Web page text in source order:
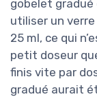
gobelet
utiliser un
25 ml, ce qui
petit doseur
finis vite par
gradué aurait